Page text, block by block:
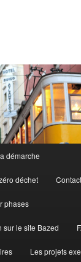
démarche
déchet Contact
phases
sur le site Bazed
Les projets